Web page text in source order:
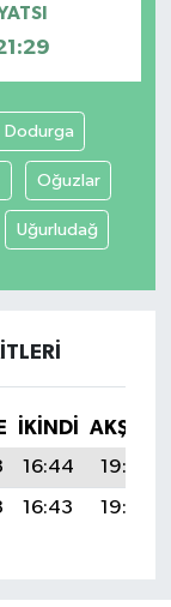
Dodurga
Oğuzlar
Uğurludağ
İKINDI
AKŞAM
16:44
19:56
16:43 19:55